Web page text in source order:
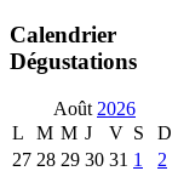
Calendrier
Dégustations
Août 2026
L
M M J V S
D
27 28 29 30 31 1
2